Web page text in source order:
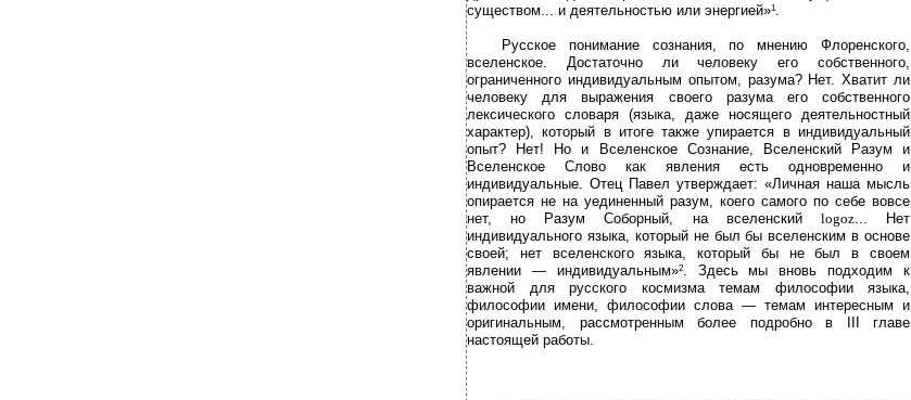
существом... и деятельностью или энергией»1.
Русское понимание сознания, по мнению Флоренского,
вселенское. Достаточно ли человеку его собственного,
ограниченного индивидуальным опытом, разума? Нет. Хватит ли
человеку для выражения своего разума его собственного
лексического словаря (языка, даже носящего деятельностный
характер), который в итоге также упирается в индивидуальный
опыт? Нет! Но и Вселенское Сознание, Вселенский Разум и
Вселенское Слово как явления есть одновременно и
индивидуальные. Отец Павел утверждает: «Личная наша мысль
опирается не на уединенный разум, коего самого по себе вовсе
нет, но Разум Соборный, на вселенский logoz... Нет
индивидуального языка, который не был бы вселенским в основе
своей; нет вселенского языка, который бы не был в своем
явлении — индивидуальным»2. Здесь мы вновь подходим к
важной для русского космизма темам философии языка,
философии имени, философии слова — темам интересным и
оригинальным, рассмотренным более подробно в III главе
настоящей работы.